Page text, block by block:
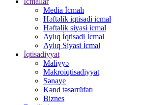
Media İcmalı
Həftəlik iqtisadi icmal
Həftəlik siyasi icmal
Aylıq İqtisadi İcmal
Aylıq Siyasi İcmal
İqtisadiyyat
Maliyyə
Makroiqtisadiyyat
Sənaye
Kənd təsərrüfatı
Biznes